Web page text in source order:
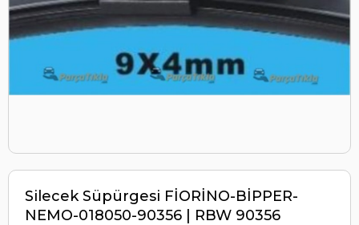
Silecek Süpürgesi FİORİNO-BİPPER-
NEMO-018050-90356 | RBW 90356